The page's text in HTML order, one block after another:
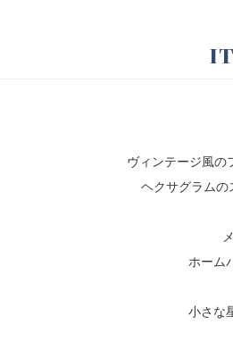
ヴィンテージ風
ヘクサグラムの
ホーム
小さな